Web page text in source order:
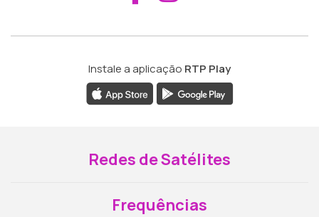
Instale a aplicação RTP Play
Redes de Satélites
Frequências